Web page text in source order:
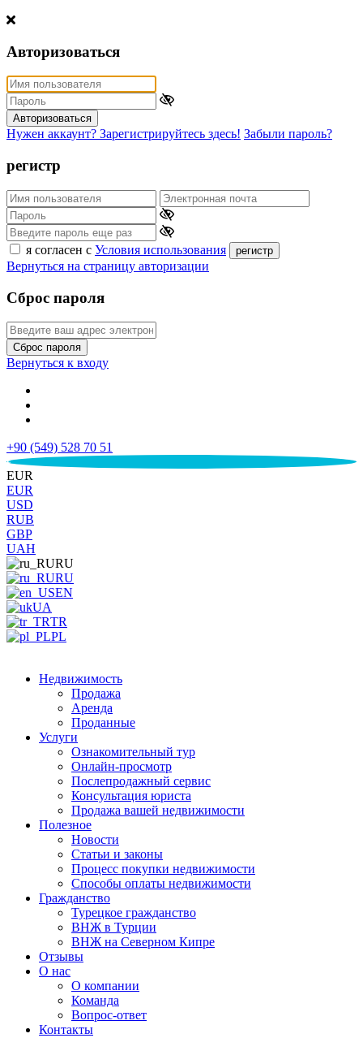
Авторизоваться
Авторизоваться
Нужен аккаунт? Зарегистрируйтесь здесь! Забыли пароль?
регистр
я согласен с Условия использования регистр
Вернуться на страницу авторизации
Сброс пароля
Сброс пароля
Вернуться к входу
+90 (549) 528 70 51
€
EUR
EUR
USD
RUB
GBP
UAH
RU
RU
EN
UA
TR
PL
Недвижимость
Продажа
Аренда
Проданные
Услуги
Ознакомительный тур
Онлайн-просмотр
Послепродажный сервис
Консультация юриста
Продажа вашей недвижимости
Полезное
Новости
Статьи и законы
Процесс покупки недвижимости
Способы оплаты недвижимости
Гражданство
Турецкое гражданство
ВНЖ в Турции
ВНЖ на Северном Кипре
Отзывы
О нас
О компании
Команда
Вопрос-ответ
Контакты